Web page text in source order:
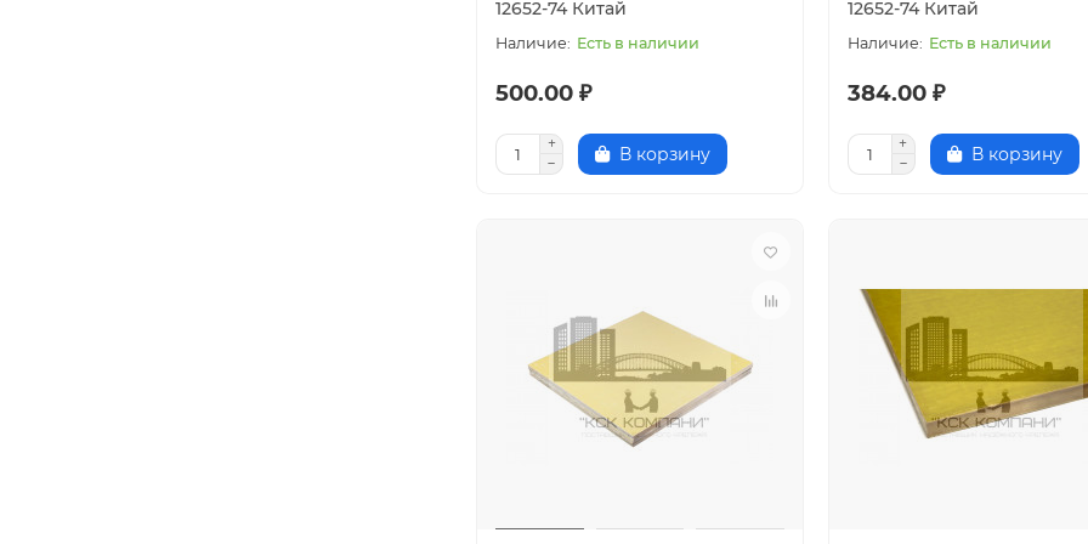
12652-74 Китай
Есть в наличии
500.00 ₽
В корзину
12652-74 Китай
Есть в наличии
384.00 ₽
В корзину